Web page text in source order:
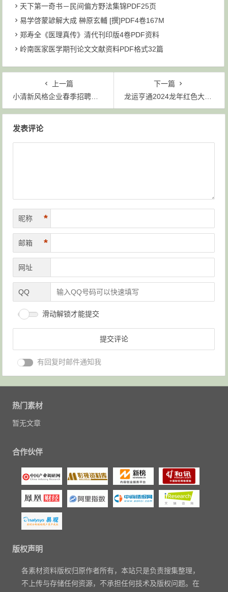
天下第一奇书－民间偏方野法集锦PDF25页
易学啓蒙諺解大成 榊原玄輔 [撰]PDF4卷167M
郑寿全《医理真传》清代刊印版4卷PDF资料
岭南医家医学期刊论文文献资料PDF格式32篇
上一篇
小清新风格企业春季招聘工作汇报PPT模板
下一篇
龙运亨通2024龙年红色大气工作总结计划PPT模板（含字体文件）
发表评论
昵称 *
邮箱 *
网址
QQ
滑动解锁才能提交
有回复时邮件通知我
热门素材
暂无文章
合作伙伴
版权声明
各素材资料版权归原作者所有，本站只是负责搜集整理，
不上传与存储任何资源，不承担任何技术及版权问题。在